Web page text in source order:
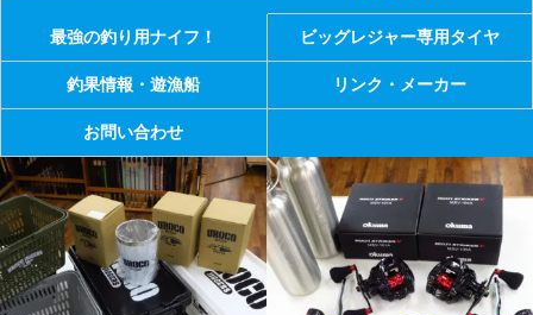
最強の釣り用ナイフ！ ビッグレジャー専用タイヤ
釣果情報・遊漁船 リンク・メーカー
お問い合わせ